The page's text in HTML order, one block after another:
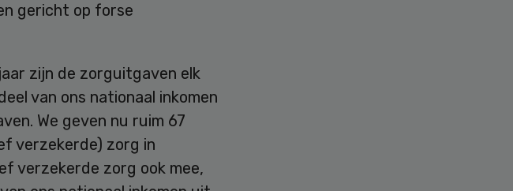
gericht op forse
zijn de zorguitgaven elk
van ons nationaal inkomen
We geven nu ruim 67
verzekerde) zorg in
verzekerde zorg ook mee,